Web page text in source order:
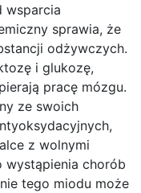
wsparcia
sprawia, że
odżywczych.
i glukozę,
pracę mózgu.
ze swoich
z wolnymi
wystąpienia chorób
tego miodu może